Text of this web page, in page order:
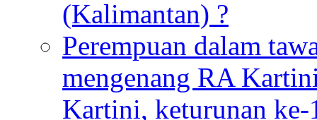
(Kalimantan) ?
Perempuan dalam
mengenang RA
Kartini, keturunan